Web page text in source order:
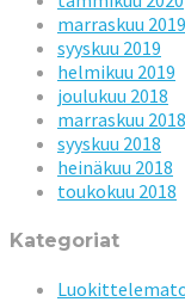
marraskuu 2019
syyskuu 2019
helmikuu 2019
joulukuu 2018
marraskuu 2018
syyskuu 2018
heinäkuu 2018
toukokuu 2018
Kategoriat